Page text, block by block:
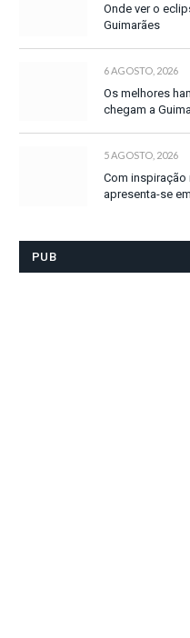
Onde ver o
Guimarães
6 AGOSTO, 2026
Os melhores
chegam a
5 AGOSTO, 2026
Com inspiração
apresenta-se
PUB